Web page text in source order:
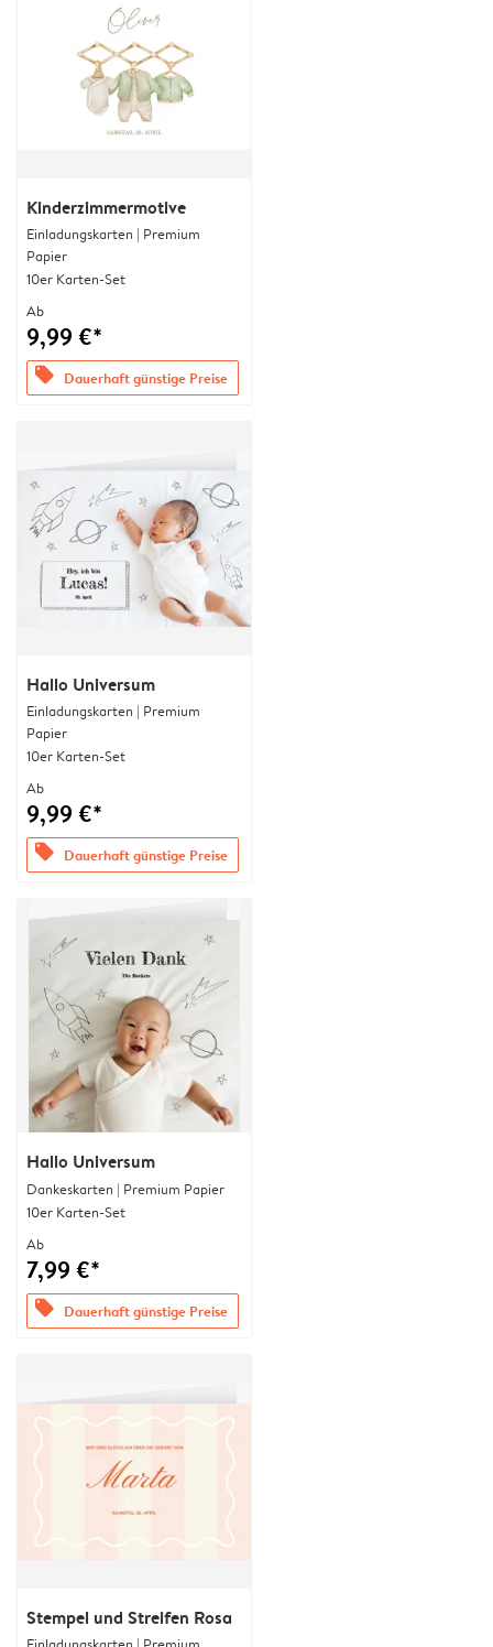
Kinderzimmermotive
Einladungskarten | Premium
Papier
10er Karten-Set
Ab
9,99 €*
offers Dauerhaft günstige Preise
Hallo Universum
Einladungskarten | Premium
Papier
10er Karten-Set
Ab
9,99 €*
offers Dauerhaft günstige Preise
Hallo Universum
Dankeskarten | Premium Papier
10er Karten-Set
Ab
7,99 €*
offers Dauerhaft günstige Preise
Stempel und Streifen Rosa